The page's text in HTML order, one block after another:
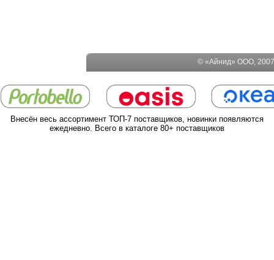
© «Айнид» ООО,
Внесён весь ассортимент ТОП-7 поставщиков, новинки появляются
ежедневно. Всего в каталоге 80+ поставщиков